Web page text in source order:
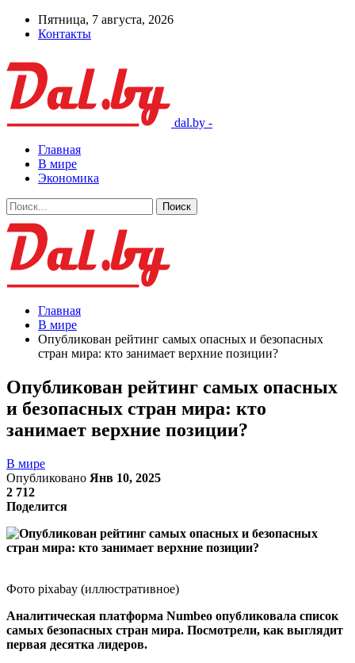
Пятница, 7 августа, 2026
Контакты
dal.by -
Главная
В мире
Экономика
Главная
В мире
Опубликован рейтинг самых опасных и безопасных
стран мира: кто занимает верхние позиции?
Опубликован рейтинг самых опасных
и безопасных стран мира: кто
занимает верхние позиции?
В мире
Опубликовано Янв 10, 2025
2 712
Поделится
Фото pixabay (иллюстративное)
Аналитическая платформа Numbeo опубликовала список
самых безопасных стран мира. Посмотрели, как выглядит
первая десятка лидеров.